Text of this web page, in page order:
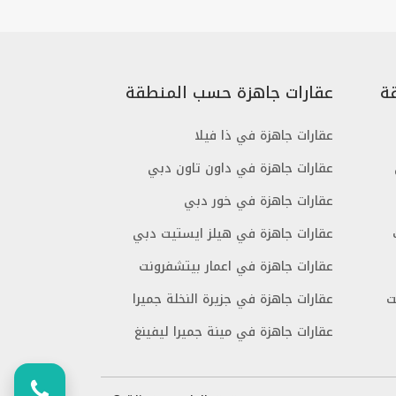
عقارات جاهزة حسب المنطقة
عقارات جاهزة في ذا فيلا
عقارات جاهزة في داون تاون دبي
عقارات جاهزة في خور دبي
عقارات جاهزة في هيلز ايستيت دبي
عقارات جاهزة في اعمار بيتشفرونت
عقارات جاهزة في جزيرة النخلة جميرا
عقارات جاهزة في مينة جميرا ليفينغ